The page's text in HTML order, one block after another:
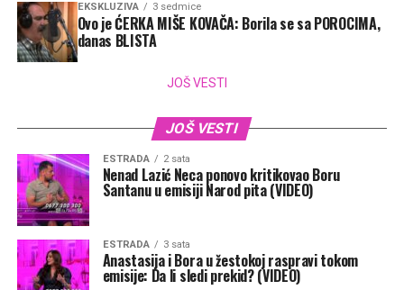
EKSKLUZIVA 3 sedmice
Ovo je ĆERKA MIŠE KOVAČA: Borila se sa POROCIMA,
danas BLISTA
JOŠ VESTI
JOŠ VESTI
ESTRADA 2 sata
Nenad Lazić Neca ponovo kritikovao Boru
Santanu u emisiji Narod pita (VIDEO)
ESTRADA 3 sata
Anastasija i Bora u žestokoj raspravi tokom
emisije: Da li sledi prekid? (VIDEO)